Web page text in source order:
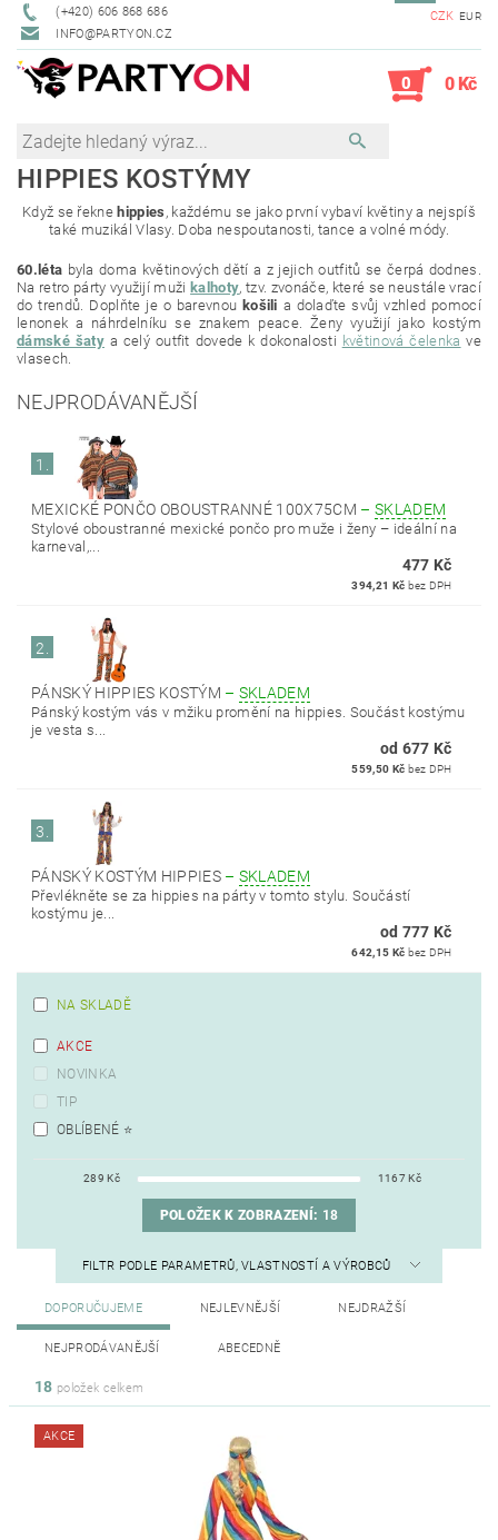
(+420) 606 868 686
INFO@PARTYON.CZ
CZK EUR
0 0 Kč
HIPPIES KOSTÝMY
Když se řekne hippies , každému se jako první vybaví květiny a nejspíš
také muzikál Vlasy. Doba nespoutanosti, tance a volné módy.
60.léta byla doma květinových dětí a z jejich outfitů se čerpá dodnes.
Na retro párty využijí muži kalhoty, tzv. zvonáče, které se neustále vrací
do trendů. Doplňte je o barevnou košili a dolaďte svůj vzhled pomocí
lenonek a náhrdelníku se znakem peace. Ženy využijí jako kostým
dámské šatya celý outfit dovede k dokonalosti květinová čelenka ve
vlasech.
NEJPRODÁVANĚJŠÍ
1.
MEXICKÉ PONČO OBOUSTRANNÉ 100X75CM – SKLADEM
Stylové oboustranné mexické pončo pro muže i ženy – ideální na
karneval,...
477 Kč
394,21 Kč bez DPH
2.
PÁNSKÝ HIPPIES KOSTÝM – SKLADEM
Pánský kostým vás v mžiku promění na hippies. Součást kostýmu
je vesta s...
od 677 Kč
559,50 Kč bez DPH
3.
PÁNSKÝ KOSTÝM HIPPIES – SKLADEM
Převlékněte se za hippies na párty v tomto stylu. Součástí
kostýmu je...
od 777 Kč
642,15 Kč bez DPH
NA SKLADĚ
AKCE
NOVINKA
TIP
OBLÍBENÉ ⭐️
289 Kč 1167Kč
POLOŽEK K ZOBRAZENÍ: 18
FILTR PODLE PARAMETRŮ, VLASTNOSTÍ A VÝROBCŮ
DOPORUČUJEME NEJLEVNĚJŠÍ NEJDRAŽŠÍ
NEJPRODÁVANĚJŠÍ ABECEDNĚ
18 položek celkem
AKCE